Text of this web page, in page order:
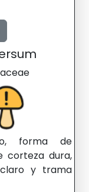
forma de
corteza dura,
y trama